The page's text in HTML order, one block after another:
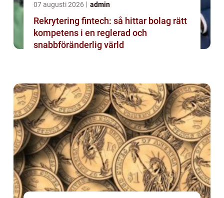
07 augusti 2026 admin
Rekrytering fintech: så hittar bolag rätt
kompetens i en reglerad och
snabbföränderlig värld